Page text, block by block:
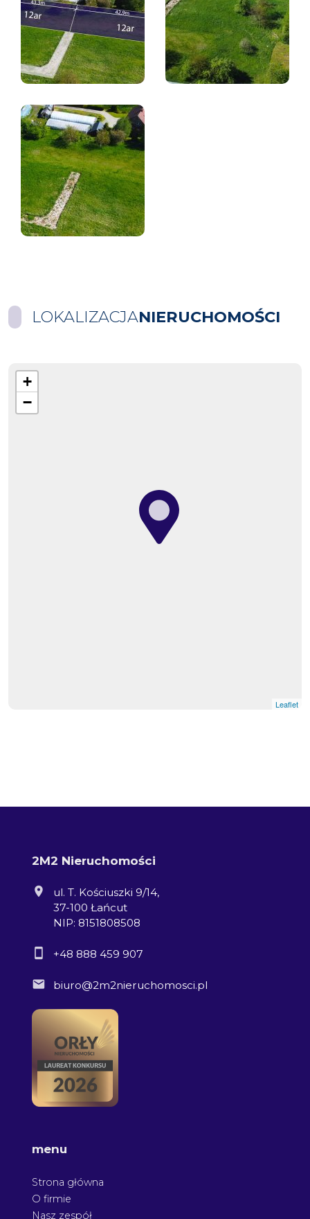
LOKALIZACJANIERUCHOMOŚCI
+
−
Leaflet
2M2 Nieruchomości
ul. T. Kościuszki 9/14,
37-100 Łańcut
NIP: 8151808508
+48 888 459 907
biuro@2m2nieruchomosci.pl
menu
Strona główna
O firmie
Nasz zespół